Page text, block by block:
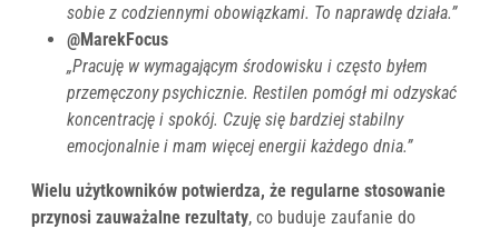
sobie z codziennymi obowiązkami. To naprawdę działa.”
@MarekFocus
„Pracuję w wymagającym środowisku i często byłem
przemęczony psychicznie. Restilen pomógł mi odzyskać
koncentrację i spokój. Czuję się bardziej stabilny
emocjonalnie i mam więcej energii każdego dnia.”
Wielu użytkowników potwierdza, że regularne stosowanie
przynosi zauważalne rezultaty, co buduje zaufanie do